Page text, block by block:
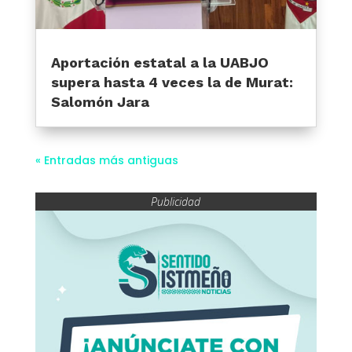
Aportación estatal a la UABJO
supera hasta 4 veces la de Murat:
Salomón Jara
« Entradas más antiguas
Publicidad